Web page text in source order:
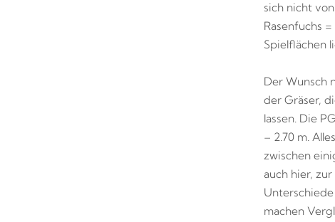
sich nicht
Rasenfuchs
Spielflächen
Der Wunsch
der Gräser,
lassen. Die
– 2.70 m.
zwischen
auch hier,
machen